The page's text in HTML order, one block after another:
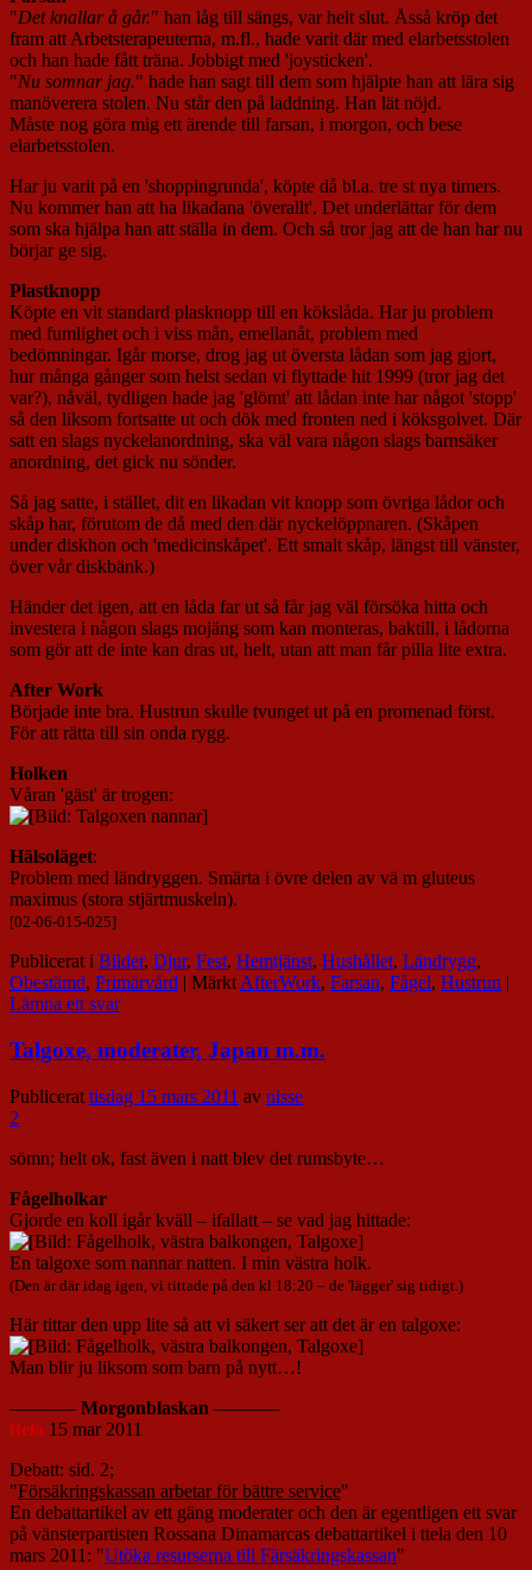
"Det knallar å går." han låg till sängs, var helt slut. Åsså kröp det
fram att Arbetsterapeuterna, m.fl., hade varit där med elarbetsstolen
och han hade fått träna. Jobbigt med 'joysticken'.
"Nu somnar jag." hade han sagt till dem som hjälpte han att lära sig
manöverera stolen. Nu står den på laddning. Han lät nöjd.
Måste nog göra mig ett ärende till farsan, i morgon, och bese
elarbetsstolen.
Har ju varit på en 'shoppingrunda', köpte då bl.a. tre st nya timers.
Nu kommer han att ha likadana 'överallt'. Det underlättar för dem
som ska hjälpa han att ställa in dem. Och så tror jag att de han har nu
börjar ge sig.
Plastknopp
Köpte en vit standard plasknopp till en kökslåda. Har ju problem
med fumlighet och i viss mån, emellanåt, problem med
bedömningar. Igår morse, drog jag ut översta lådan som jag gjort,
hur många gånger som helst sedan vi flyttade hit 1999 (tror jag det
var?), nåväl, tydligen hade jag 'glömt' att lådan inte har något 'stopp'
så den liksom fortsatte ut och dök med fronten ned i köksgolvet. Där
satt en slags nyckelanordning, ska väl vara någon slags barnsäker
anordning, det gick nu sönder.
Så jag satte, i stället, dit en likadan vit knopp som övriga lådor och
skåp har, förutom de då med den där nyckelöppnaren. (Skåpen
under diskhon och 'medicinskåpet'. Ett smalt skåp, längst till vänster,
över vår diskbänk.)
Händer det igen, att en låda far ut så får jag väl försöka hitta och
investera i någon slags mojäng som kan monteras, baktill, i lådorna
som gör att de inte kan dras ut, helt, utan att man får pilla lite extra.
After Work
Började inte bra. Hustrun skulle tvunget ut på en promenad först.
För att rätta till sin onda rygg.
Holken
Våran 'gäst' är trogen:
Hälsoläget:
Problem med ländryggen. Smärta i övre delen av vä m gluteus
maximus (stora stjärtmuskeln).
[02-06-015-025]
Publicerat i Bilder, Djur, Fest, Hemtjänst, Hushållet, Ländrygg,
Obestämd, Primärvård | Märkt AfterWork, Farsan, Fågel, Hustrun |
Lämna ett svar
Talgoxe, moderater, Japan m.m.
Publicerat tisdag 15 mars 2011 av nisse
2
sömn; helt ok, fast även i natt blev det rumsbyte…
Fågelholkar
Gjorde en koll igår kväll – ifallatt – se vad jag hittade:
En talgoxe som nannar natten. I min västra holk.
(Den är där idag igen, vi tittade på den kl 18:20 – de 'lägger' sig tidigt.)
Här tittar den upp lite så att vi säkert ser att det är en talgoxe:
Man blir ju liksom som barn på nytt…!
———– Morgonblaskan ———–
ttela 15 mar 2011
Debatt: sid. 2;
"Försäkringskassan arbetar för bättre service"
En debattartikel av ett gäng moderater och den är egentligen ett svar
på vänsterpartisten Rossana Dinamarcas debattartikel i ttela den 10
mars 2011: "Utöka resurserna till Färsäkringskassan"